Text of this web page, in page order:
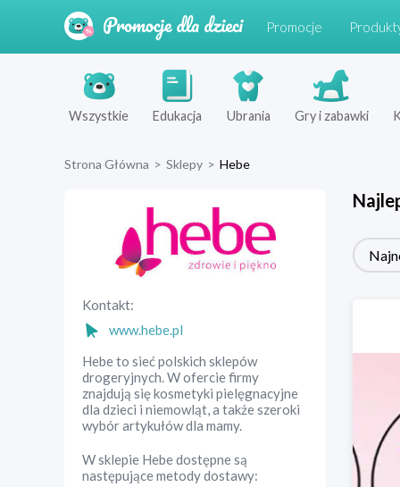
Promocje
Wszystkie Edukacja Ubrania Gry i zabawki
Strona Główna > Sklepy > Hebe
Kontakt:
www.hebe.pl
Hebe to sieć polskich sklepów
drogeryjnych. W ofercie firmy
znajdują się kosmetyki pielęgnacyjne
dla dzieci i niemowląt, a także szeroki
wybór artykułów dla mamy.
W sklepie Hebedostępne są
następujące metody dostawy: